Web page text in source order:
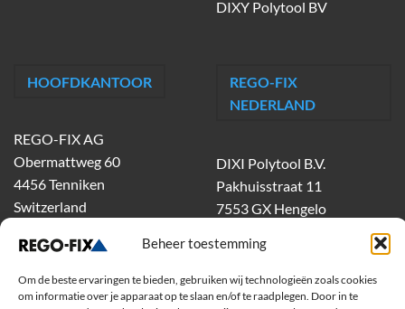
Beheer toestemming
Om de beste ervaringen te bieden, gebruiken wij technologieën zoals cookies
om informatie over je apparaat op te slaan en/of te raadplegen. Door in te
DIXY Polytool BV
HOOFDKANTOOR
REGO-FIX AG
Obermattweg 60
4456 Tenniken
Switzerland
REGO-FIX
NEDERLAND
DIXI Polytool B.V.
Pakhuisstraat 11
7553 GX Hengelo
dixiholland@dixi.com
www.dixipolytool.com